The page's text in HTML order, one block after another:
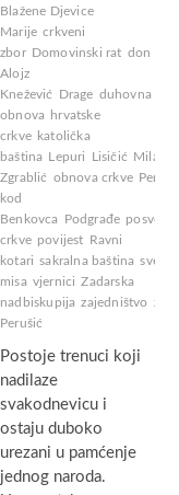
Blažene Djevice
Marije crkveni
zbor Domovinski rat don
Alojz
Knežević
Drage duhovna
obnova
hrvatske
crkve katolička
baština Lepuri Lisičić Milan
Zgrablić obnova crkve Perušić
kod
Benkovca
Podgrađe posveta
crkve povijest Ravni
kotari sakralna baština sveta
misa vjernici Zadarska
nadbiskupija zajedništvo župa
Perušić
Postoje trenuci koji
nadilaze
svakodnevicu i
ostaju duboko
urezani u pamćenje
jednog naroda.